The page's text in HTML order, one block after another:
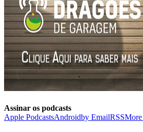
Assinar os podcasts
Apple PodcastsAndroidby EmailRSSMore